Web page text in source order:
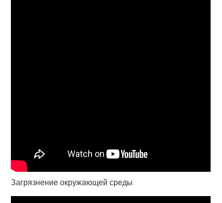
Загрязнение окружающей среды